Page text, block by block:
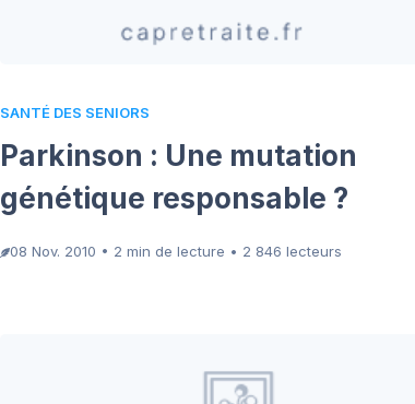
SANTÉ DES SENIORS
Parkinson : Une mutation
génétique responsable ?
08 Nov. 2010 • 2 min de lecture • 2 846 lecteurs